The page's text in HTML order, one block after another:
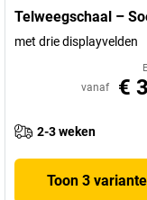
Telweegschaal –
met drie displayvelden
vanaf €
2-3 weken
Toon 3